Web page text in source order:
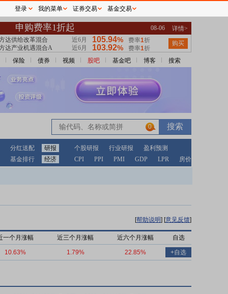
保险 债券 视频 股吧 基金吧 博客 搜索
0
分红送配 研报 个股研报 行业研报
盈利预测
基金排行
经济 CPI PPI PMI GDP LPR 房价
[帮助说明] [意见反馈]
一个月涨幅 近三个月涨幅 近六个月涨幅 自选
10.63% 1.79% 22.85% +自选
登录 我的菜单 证券交易 基金交易